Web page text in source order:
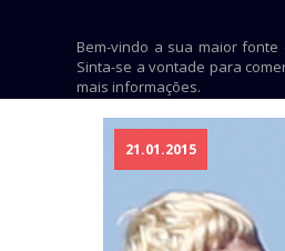
Bem-vindo a sua maior
Sinta-se a vontade para
mais informações.
21.01.2015